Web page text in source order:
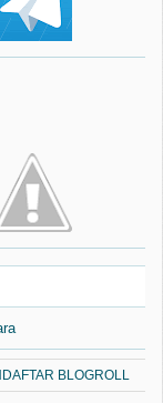
BLOGROLL